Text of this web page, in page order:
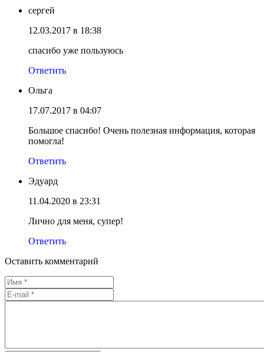
сергей
12.03.2017 в 18:38
спасибо уже пользуюсь
Ответить
Ольга
17.07.2017 в 04:07
Большое спасибо! Очень полезная информация, которая
помогла!
Ответить
Эдуард
11.04.2020 в 23:31
Лично для меня, супер!
Ответить
Оставить комментарий